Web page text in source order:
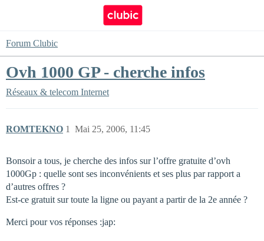
Forum Clubic
Ovh 1000 GP - cherche infos
Réseaux & telecom Internet
ROMTEKNO Mai 25, 2006, 11:45
1
Bonsoir a tous, je cherche des infos sur l’offre gratuite d’ovh
1000Gp : quelle sont ses inconvénients et ses plus par rapport a
d’autres offres ?
Est-ce gratuit sur toute la ligne ou payant a partir de la 2e année ?
Merci pour vos réponses :jap: